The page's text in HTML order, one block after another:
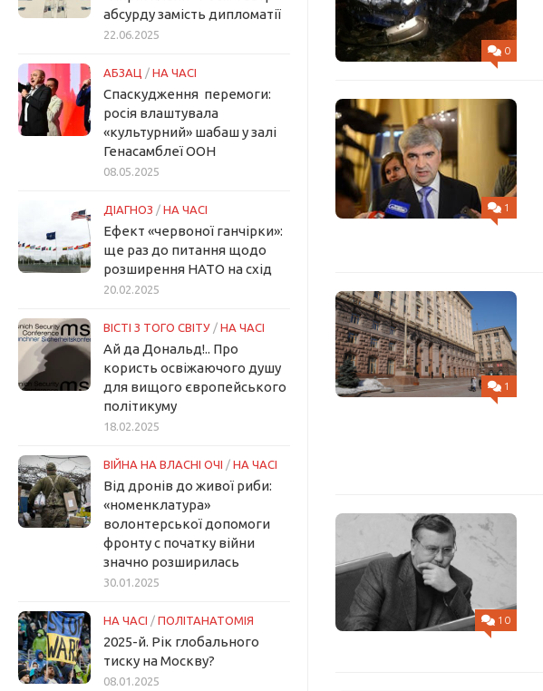
0
1
1
10
абсурду замість дипломатії
22.06.2025
АБЗАЦ / НА ЧАСІ
Спаскудження перемоги:
росія влаштувала
«культурний» шабаш у залі
Генасамблеї ООН
08.05.2025
ДІАГНОЗ / НА ЧАСІ
Ефект «червоної ганчірки»:
ще раз до питання щодо
розширення НАТО на схід
20.02.2025
ВІСТІ З ТОГО СВІТУ / НА ЧАСІ
Ай да Дональд!.. Про
користь освіжаючого душу
для вищого європейського
політикуму
18.02.2025
ВІЙНА НА ВЛАСНІ ОЧІ / НА ЧАСІ
Від дронів до живої риби:
«номенклатура»
волонтерської допомоги
фронту с початку війни
значно розширилась
30.01.2025
НА ЧАСІ / ПОЛІТАНАТОМІЯ
2025-й. Рік глобального
тиску на Москву?
08.01.2025